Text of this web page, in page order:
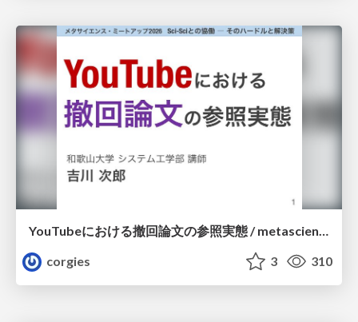
YouTubeにおける撤回論文の参照実態 / metascience-meetup2026
corgies
3 310